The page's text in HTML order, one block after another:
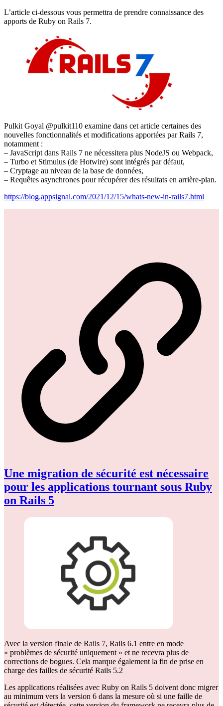
L’article ci-dessous vous permettra de prendre connaissance des
apports de Ruby on Rails 7.
Pulkit Goyal @pulkit110 examine dans cet article certaines des
nouvelles fonctionnalités et modifications apportées par Rails 7,
notamment :
– JavaScript dans Rails 7 ne nécessitera plus NodeJS ou Webpack,
– Turbo et Stimulus (de Hotwire) sont intégrés par défaut,
– Cryptage au niveau de la base de données,
– Requêtes asynchrones pour récupérer des résultats en arrière-plan.
https://blog.appsignal.com/2021/12/15/whats-new-in-rails7.html
Une migration de sécurité est nécessaire
pour les applications tournant sous Ruby
on Rails 5
Avec la version finale de Rails 7, Rails 6.1 entre en mode
« problèmes de sécurité uniquement » et ne recevra plus de
corrections de bogues. Cela marque également la fin de prise en
charge des failles de sécurité Rails 5.2
Les applications réalisées avec Ruby on Rails 5 doivent donc migrer
au minimum vers la version 6 dans la mesure où si une faille de